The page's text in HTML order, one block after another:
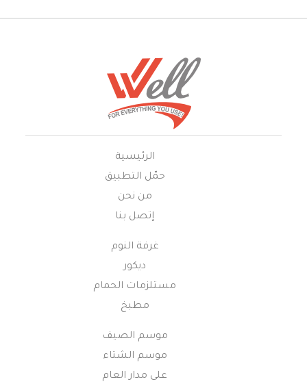
الرئيسية
حمّل التطبيق
من نحن
إتصل بنا
غرفة النوم
ديكور
مستلزمات الحمام
مطبخ
موسم الصيف
موسم الشتاء
على مدار العام